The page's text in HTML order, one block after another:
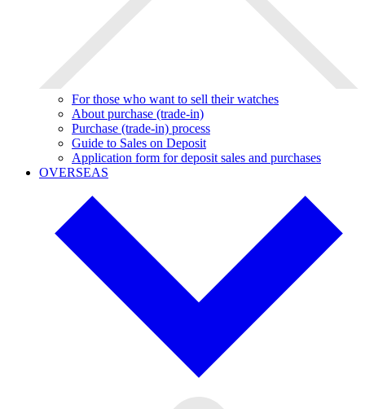
For those who want to sell their watches
About purchase (trade-in)
Purchase (trade-in) process
Guide to Sales on Deposit
Application form for deposit sales and purchases
OVERSEAS